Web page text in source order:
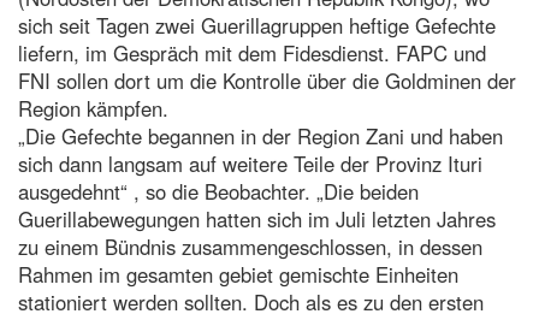
sich seit Tagen zwei Guerillagruppen heftige Gefechte
liefern, im Gespräch mit dem Fidesdienst. FAPC und
FNI sollen dort um die Kontrolle über die Goldminen der
Region kämpfen.
„Die Gefechte begannen in der Region Zani und haben
sich dann langsam auf weitere Teile der Provinz Ituri
ausgedehnt“ , so die Beobachter. „Die beiden
Guerillabewegungen hatten sich im Juli letzten Jahres
zu einem Bündnis zusammengeschlossen, in dessen
Rahmen im gesamten gebiet gemischte Einheiten
stationiert werden sollten. Doch als es zu den ersten